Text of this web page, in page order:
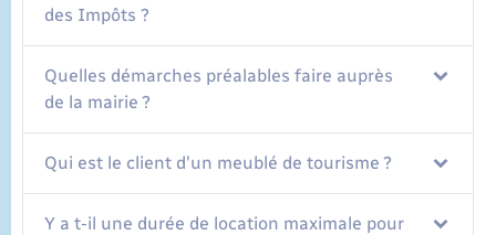
des Impôts ?
Quelles démarches préalables faire auprès
de la mairie ?
Qui est le client d'un meublé de tourisme ?
Y a t-il une durée de location maximale pour